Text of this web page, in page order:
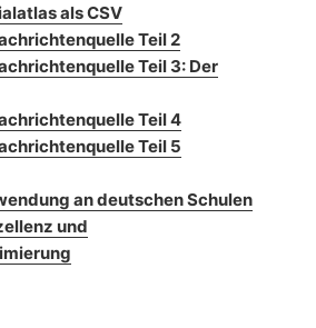
als CSV
Teil 2
Teil 3: Der
Teil 4
Teil 5
an deutschen Schulen
und